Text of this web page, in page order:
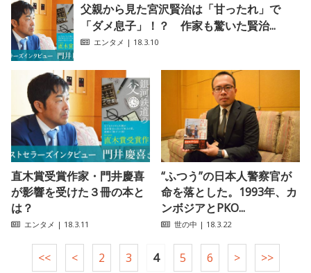
父親から見た宮沢賢治は「甘ったれ」で
「ダメ息子」！？ 作家も驚いた賢治...
エンタメ | 18.3.10
直木賞受賞作家・門井慶喜
が影響を受けた３冊の本と
は？
エンタメ | 18.3.11
“ふつう”の日本人警察官が
命を落とした。1993年、カ
ンボジアとPKO...
世の中 | 18.3.22
<< < 2 3 4 5 6 > >>